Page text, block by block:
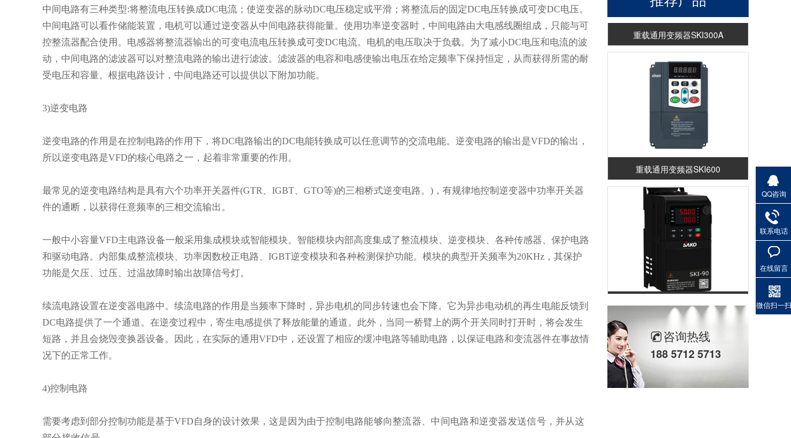
中间电路有三种类型:将整流电压转换成DC电流；使逆变器的脉动DC电压稳定或平滑；将整流后的固定DC电压转换成可变DC电压。
中间电路可以看作储能装置，电机可以通过逆变器从中间电路获得能量。使用功率逆变器时，中间电路由大电感线圈组成，只能与可
控整流器配合使用。电感器将整流器输出的可变电流电压转换成可变DC电流。电机的电压取决于负载。为了减小DC电压和电流的波
动，中间电路的滤波器可以对整流电路的输出进行滤波。滤波器的电容和电感使输出电压在给定频率下保持恒定，从而获得所需的耐
受电压和容量。根据电路设计，中间电路还可以提供以下附加功能。
3)逆变电路
逆变电路的作用是在控制电路的作用下，将DC电路输出的DC电能转换成可以任意调节的交流电能。逆变电路的输出是VFD的输出，
所以逆变电路是VFD的核心电路之一，起着非常重要的作用。
最常见的逆变电路结构是具有六个功率开关器件(GTR、IGBT、GTO等)的三相桥式逆变电路。)，有规律地控制逆变器中功率开关器
件的通断，以获得任意频率的三相交流输出。
一般中小容量VFD主电路设备一般采用集成模块或智能模块。智能模块内部高度集成了整流模块、逆变模块、各种传感器、保护电路
和驱动电路。内部集成整流模块、功率因数校正电路、IGBT逆变模块和各种检测保护功能。模块的典型开关频率为20KHz，其保护
功能是欠压、过压、过温故障时输出故障信号灯。
续流电路设置在逆变器电路中。续流电路的作用是当频率下降时，异步电机的同步转速也会下降。它为异步电动机的再生电能反馈到
DC电路提供了一个通道。在逆变过程中，寄生电感提供了释放能量的通道。此外，当同一桥臂上的两个开关同时打开时，将会发生
短路，并且会烧毁变换器设备。因此，在实际的通用VFD中，还设置了相应的缓冲电路等辅助电路，以保证电路和变流器件在事故情
况下的正常工作。
4)控制电路
需要考虑到部分控制功能是基于VFD自身的设计效果，这是因为由于控制电路能够向整流器、中间电路和逆变器发送信号，并从这
重载通用变频器SKI300A
重载通用变频器SKI600
重载通用变频器SKI-90
咨询热线
188 5712 5713
QQ咨询
联系电话
在线留言
微信扫一扫